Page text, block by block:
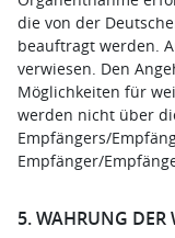
die von der
beauftragt werden.
verwiesen. Den
Möglichkeiten für
werden nicht über
Empfängers/
Empfänger/
5. WAHRUNG DER